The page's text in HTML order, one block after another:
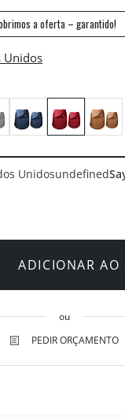
a oferta – garantido!
Unidosundefined
ADICIONAR AO
ou
PEDIR ORÇAMENTO